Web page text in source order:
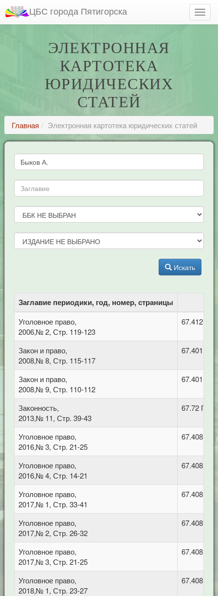
ЦБС города Пятигорска
ЭЛЕКТРОННАЯ
КАРТОТЕКА
ЮРИДИЧЕСКИХ
СТАТЕЙ
Главная Электронная картотека юридических статей
Искать
Заглавие периодики, год, номер, страницы
Уголовное право,
2006,№ 2, Стр. 119-123
67.412.1
Закон и право,
2008,№ 8, Стр. 115-117
67.401
Закон и право,
2008,№ 9, Стр. 110-112
67.401
Законность,
2013,№ 11, Стр. 39-43
67.72
Уголовное право,
2016,№ 3, Стр. 21-25
67.408
Уголовное право,
2016,№ 4, Стр. 14-21
67.408
Уголовное право,
2017,№ 1, Стр. 33-41
67.408
Уголовное право,
2017,№ 2, Стр. 26-32
67.408
Уголовное право,
2017,№ 3, Стр. 21-25
67.408
Уголовное право,
2018,№ 1, Стр. 23-27
67.408